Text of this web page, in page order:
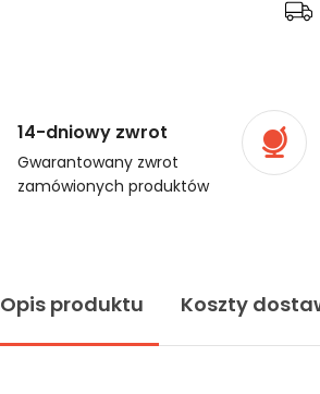
14-dniowy zwrot
Gwarantowany zwrot
zamówionych produktów
Opis produktu Koszty